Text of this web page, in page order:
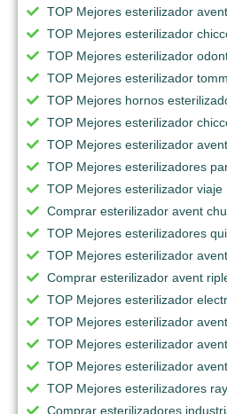
TOP Mejores esterilizador
TOP Mejores esterilizador
TOP Mejores esterilizador
TOP Mejores esterilizador
TOP Mejores hornos
TOP Mejores esterilizador
TOP Mejores esterilizador
TOP Mejores esterilizadores
TOP Mejores esterilizador viaje
Comprar esterilizador avent
TOP Mejores esterilizadores
TOP Mejores esterilizador
Comprar esterilizador avent
TOP Mejores esterilizador
TOP Mejores esterilizador
TOP Mejores esterilizador
TOP Mejores esterilizador
TOP Mejores esterilizadores
Comprar esterilizadores